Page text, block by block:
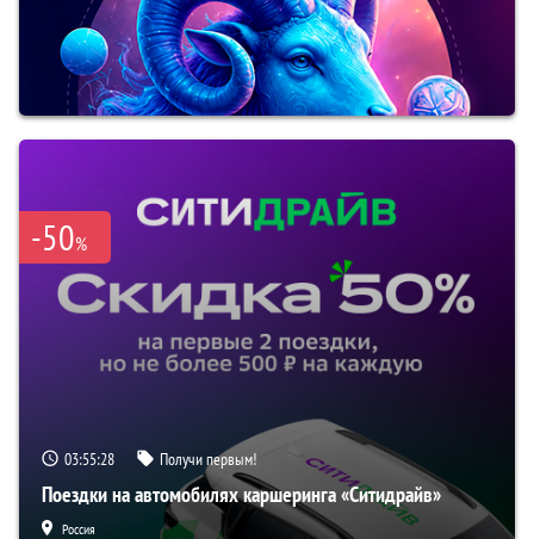
-50%
03:55:27 Получи первым!
Поездки на автомобилях каршеринга «Ситидрайв»
Россия